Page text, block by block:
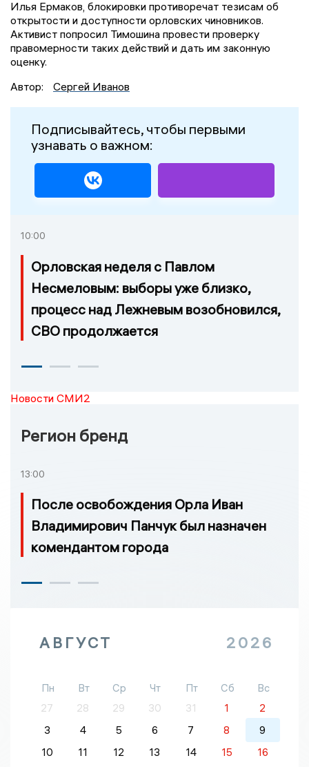
Илья Ермаков, блокировки противоречат тезисам об
открытости и доступности орловских чиновников.
Активист попросил Тимошина провести проверку
правомерности таких действий и дать им законную
оценку.
Автор:
Сергей Иванов
Подписывайтесь, чтобы первыми
узнавать о важном:
10:00
Орловская неделя с Павлом
Несмеловым: выборы уже близко,
процесс над Лежневым возобновился,
СВО продолжается
Новости СМИ2
Регион бренд
13:00
После освобождения Орла Иван
Владимирович Панчук был назначен
комендантом города
АВГУСТ 2026
Пн Вт Ср Чт Пт Сб
Вс
27
28 29 30 31 1
2
3
4 5 6 7 8
9
10
11 12 13 14 15
16